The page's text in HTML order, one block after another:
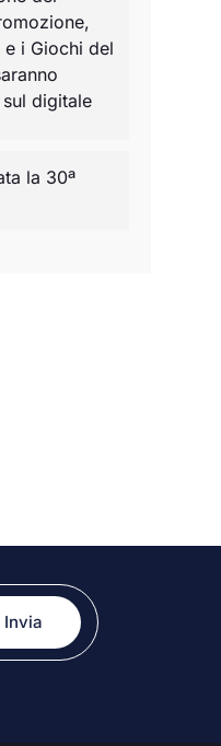
i Giochi del
digitale
la 30ª